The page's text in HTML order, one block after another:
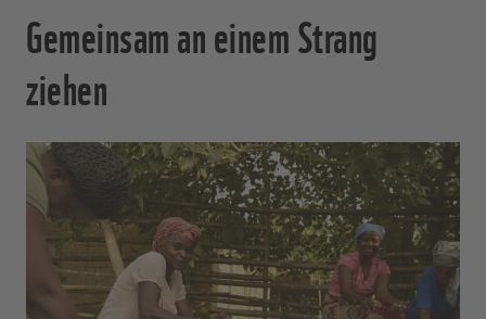
Gemeinsam an einem Strang
ziehen